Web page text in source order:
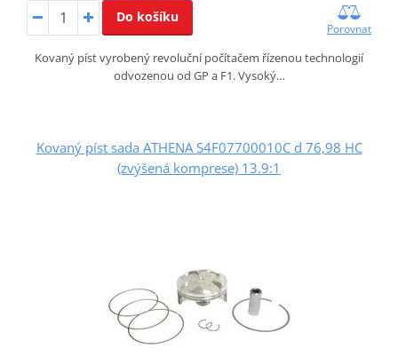
Do košíku
Porovnat
Kovaný píst vyrobený revoluční počítačem řízenou technologií
odvozenou od GP a F1. Vysoký…
Kovaný píst sada ATHENA S4F07700010C d 76,98 HC
(zvýšená komprese) 13.9:1